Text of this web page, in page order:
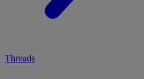
Threads